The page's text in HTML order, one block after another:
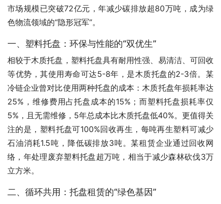
市场规模已突破72亿元，年减少碳排放超80万吨，成为绿
色物流领域的“隐形冠军”。
一、塑料托盘：环保与性能的“双优生”
相较于木质托盘，塑料托盘具有耐用性强、易清洁、可回收
等优势，其使用寿命可达5-8年，是木质托盘的2-3倍。某
冷链企业曾对比使用两种托盘的成本：木质托盘年损耗率达
25%，维修费用占托盘成本的15%；而塑料托盘损耗率仅
5%，且无需维修，5年总成本比木质托盘低40%。更值得关
注的是，塑料托盘可100%回收再生，每吨再生塑料可减少
石油消耗1.5吨，降低碳排放3吨。某租赁企业通过回收网
络，年处理废弃塑料托盘超万吨，相当于减少森林砍伐3万
立方米。
二、循环共用：托盘租赁的“绿色基因”